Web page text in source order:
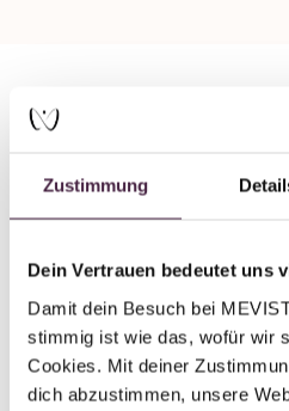
Zustimmung
Dein Vertrauen bedeutet uns
Damit dein Besuch bei
stimmig ist wie das, wofür wir
Cookies. Mit deiner
dich abzustimmen, unsere
Human burial
Bestattungshaus
Kirchplatz 5
Germany